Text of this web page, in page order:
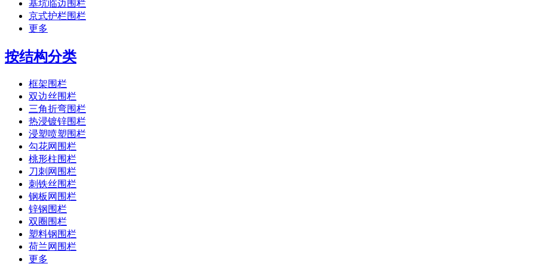
基坑临边围栏
京式护栏围栏
更多
按结构分类
框架围栏
双边丝围栏
三角折弯围栏
热浸镀锌围栏
浸塑喷塑围栏
勾花网围栏
桃形柱围栏
刀刺网围栏
刺铁丝围栏
钢板网围栏
锌钢围栏
双圈围栏
塑料钢围栏
荷兰网围栏
更多